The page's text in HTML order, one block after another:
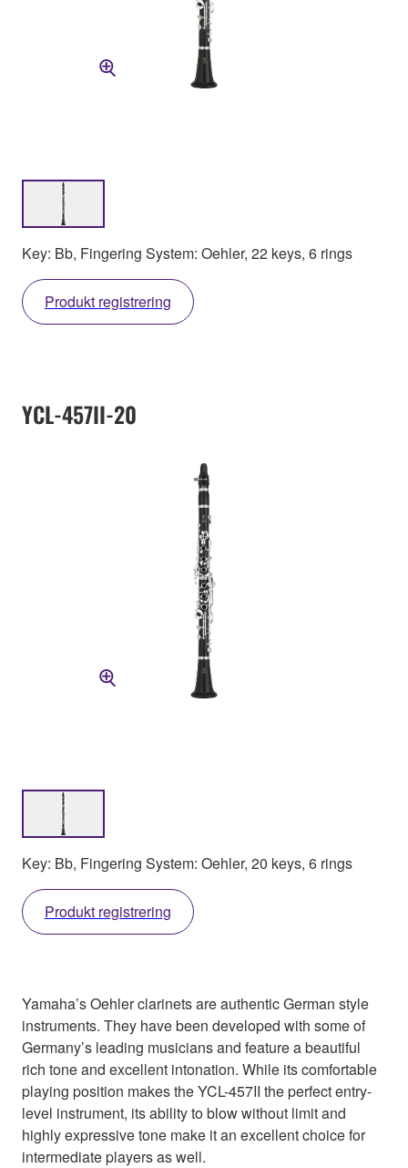
Key: Bb, Fingering System: Oehler, 22 keys, 6 rings
Produkt registrering
YCL-457II-20
Key: Bb, Fingering System: Oehler, 20 keys, 6 rings
Produkt registrering
Yamaha’s Oehler clarinets are authentic German style
instruments. They have been developed with some of
Germany’s leading musicians and feature a beautiful
rich tone and excellent intonation. While its comfortable
playing position makes the YCL-457II the perfect entry-
level instrument, its ability to blow without limit and
highly expressive tone make it an excellent choice for
intermediate players as well.